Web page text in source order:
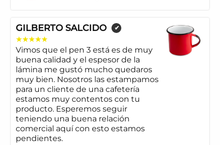
GILBERTO SALCIDO ✔
Vimos que el pen 3 está es de muy
buena calidad y el espesor de la
lámina me gustó mucho quedaros
muy bien. Nosotros las estampamos
para un cliente de una cafetería
estamos muy contentos con tu
producto. Esperemos seguir
teniendo una buena relación
comercial aquí con esto estamos
pendientes.